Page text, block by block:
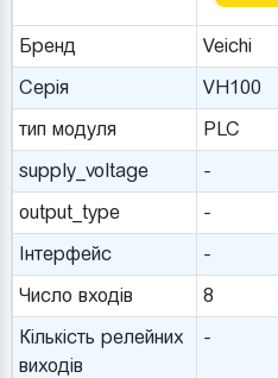
Бренд Veichi
Серія
VH100
тип модуля
PLC
supply_voltage
-
output_type
-
Інтерфейс
-
Число входів
8
Кількість релейних
виходів
-